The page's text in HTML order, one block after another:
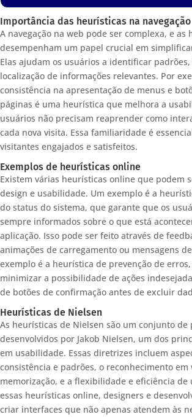
Importância das heurísticas na navegação
A navegação na web pode ser complexa, e as
desempenham um papel crucial em
Elas ajudam os usuários a identificar
localização de informações relevantes. Por
consistência na apresentação de menus e
páginas é uma heurística que melhora a
usuários não precisam reaprender como
cada nova visita. Essa familiaridade é
visitantes engajados e satisfeitos.
Exemplos de heurísticas online
Existem várias heurísticas online que podem
design e usabilidade. Um exemplo é a
do status do sistema, que garante que os
sempre informados sobre o que está
aplicação. Isso pode ser feito através de
animações de carregamento ou mensagens
exemplo é a heurística de prevenção de
minimizar a possibilidade de ações
de botões de confirmação antes de excluir
Heurísticas de Nielsen
As heurísticas de Nielsen são um conjunto de
desenvolvidos por Jakob Nielsen, um dos
em usabilidade. Essas diretrizes incluem
consistência e padrões, o reconhecimento em
memorização, e a flexibilidade e eficiência de
essas heurísticas online, designers e
criar interfaces que não apenas atendem às